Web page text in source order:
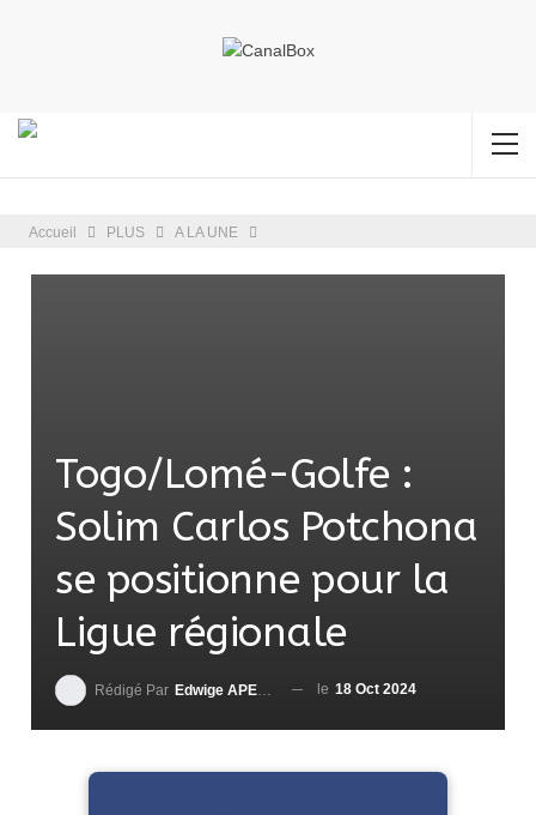
Accueil PLUS A LA UNE
Togo/Lomé-Golfe :
Solim Carlos Potchona
se positionne pour la
Ligue régionale
Rédigé Par Edwige APEDO le 18 Oct 2024